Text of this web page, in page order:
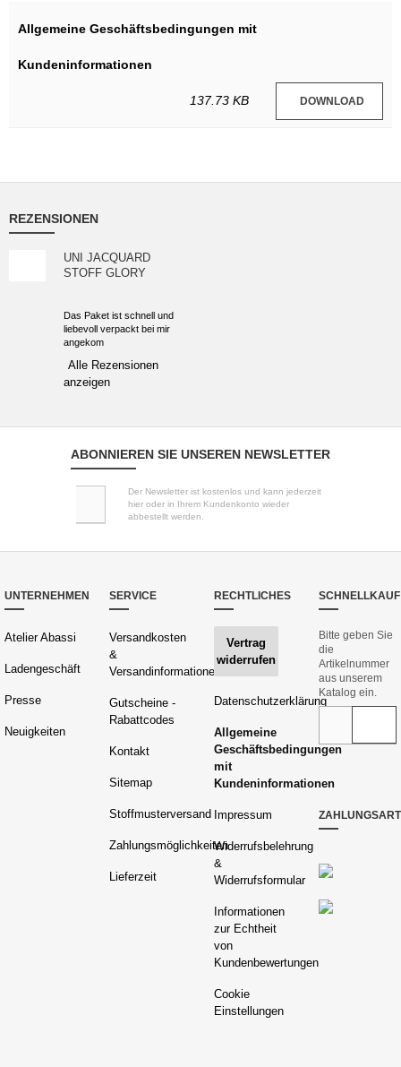
Allgemeine Geschäftsbedingungen mit
Kundeninformationen
DOWNLOAD
137.73 KB
REZENSIONEN
UNI JACQUARD
STOFF GLORY
Das Paket ist schnell und
liebevoll verpackt bei mir
angekom
Alle Rezensionen
anzeigen
ABONNIEREN SIE UNSEREN NEWSLETTER
Der Newsletter ist kostenlos und kann jederzeit
hier oder in Ihrem Kundenkonto wieder
abbestellt werden.
UNTERNEHMEN
Atelier Abassi
Ladengeschäft
Presse
Neuigkeiten
SERVICE
Versandkosten
&
Versandinformationen
Gutscheine -
Rabattcodes
Kontakt
Sitemap
Stoffmusterversand
Zahlungsmöglichkeiten
Lieferzeit
RECHTLICHES
Vertrag
widerrufen
Datenschutzerklärung
Allgemeine
Geschäftsbedingungen
mit
Kundeninformationen
Impressum
Widerrufsbelehrung
&
Widerrufsformular
Informationen
zur Echtheit
von
Kundenbewertungen
Cookie
Einstellungen
SCHNELLKAUF
Bitte geben Sie
die
Artikelnummer
aus unserem
Katalog ein.